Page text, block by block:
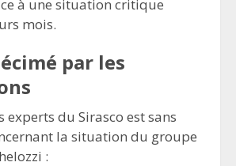
à une situation critique
mois.
par les
experts du Sirasco est sans
la situation du groupe
: